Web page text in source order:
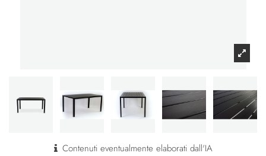
Contenuti eventualmente elaborati dall'IA